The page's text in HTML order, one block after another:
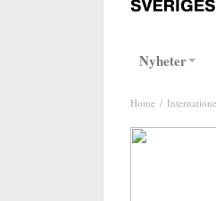
Nyheter
Home